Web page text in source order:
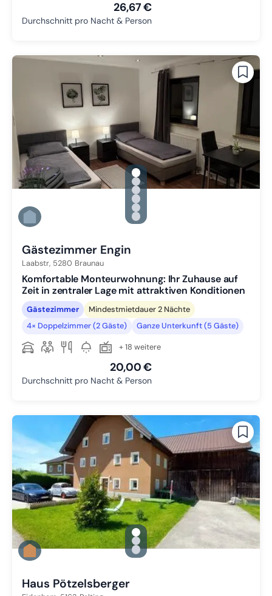
26,67 €
Durchschnitt pro Nacht & Person
gallery.slide_selector
Zu Slide 1 wechseln
Zu Slide 2 wechseln
Zu Slide 3 wechseln
Zu Slide 4 wechseln
Zu Slide 5 wechseln
Zu Slide 6 wechseln
Gästezimmer Engin
Laabstr, 5280 Braunau
Komfortable Monteurwohnung: Ihr Zuhause auf
Zeit in zentraler Lage mit attraktiven Konditionen
Gästezimmer
Mindestmietdauer 2 Nächte
4× Doppelzimmer (2 Gäste)
Ganze Unterkunft (5 Gäste)
+ 18 weitere
20,00 €
Durchschnitt pro Nacht & Person
gallery.slide_selector
Zu Slide 1 wechseln
Zu Slide 2 wechseln
Zu Slide 3 wechseln
Haus Pötzelsberger